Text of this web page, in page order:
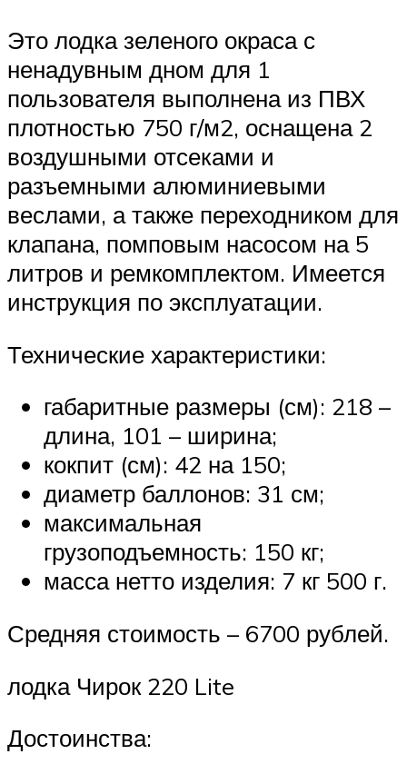
Это лодка зеленого окраса с
ненадувным дном для 1
пользователя выполнена из ПВХ
плотностью 750 г/м2, оснащена 2
воздушными отсеками и
разъемными алюминиевыми
веслами, а также переходником для
клапана, помповым насосом на 5
литров и ремкомплектом. Имеется
инструкция по эксплуатации.
Технические характеристики:
габаритные размеры (см): 218 –
длина, 101 – ширина;
кокпит (см): 42 на 150;
диаметр баллонов: 31 см;
максимальная
грузоподъемность: 150 кг;
масса нетто изделия: 7 кг 500 г.
Средняя стоимость – 6700 рублей.
лодка Чирок 220 Lite
Достоинства: